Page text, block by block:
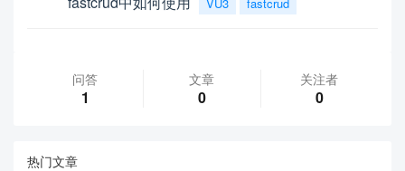
问答
1
文章
0
关注者
0
热门文章